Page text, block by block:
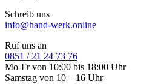
Schreib uns
info@hand-werk.online
Ruf uns an
0851 / 21 24 73 76
Mo-Fr von 10:00 bis 18:00 Uhr
Samstag von 10 – 16 Uhr